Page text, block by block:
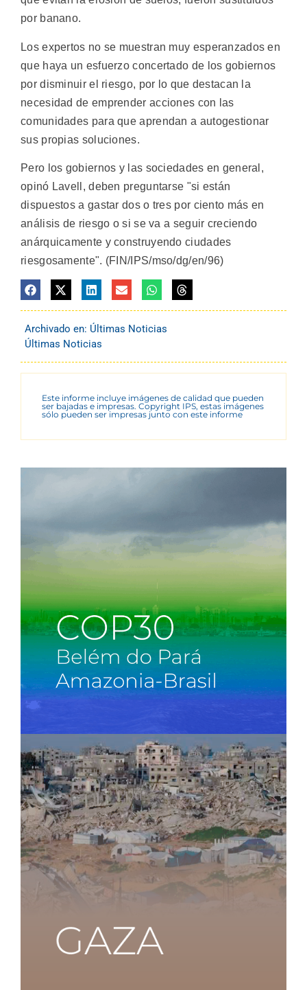
por banano.
Los expertos no se muestran muy esperanzados en
que haya un esfuerzo concertado de los gobiernos
por disminuir el riesgo, por lo que destacan la
necesidad de emprender acciones con las
comunidades para que aprendan a autogestionar
sus propias soluciones.
Pero los gobiernos y las sociedades en general,
opinó Lavell, deben preguntarse "si están
dispuestos a gastar dos o tres por ciento más en
análisis de riesgo o si se va a seguir creciendo
anárquicamente y construyendo ciudades
riesgosamente". (FIN/IPS/mso/dg/en/96)
Archivado en: Últimas Noticias
Últimas Noticias
Este informe incluye imágenes de calidad que pueden
ser bajadas e impresas. Copyright IPS, estas imágenes
sólo pueden ser impresas junto con este informe